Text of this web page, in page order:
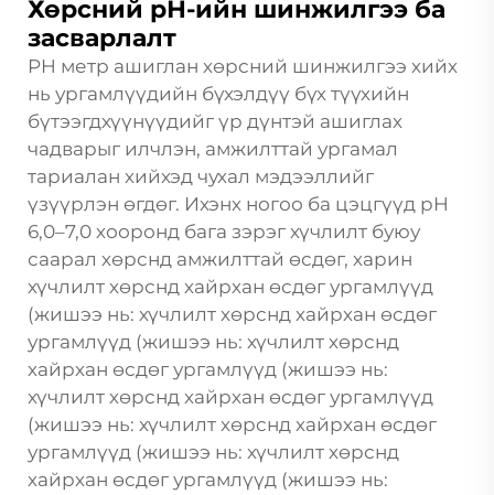
Хөрсний рН-ийн шинжилгээ ба
засварлалт
PH метр ашиглан хөрсний шинжилгээ хийх
нь ургамлүүдийн бүхэлдүү бүх түүхийн
бүтээгдхүүнүүдийг үр дүнтэй ашиглах
чадварыг илчлэн, амжилттай ургамал
тариалан хийхэд чухал мэдээллийг
үзүүрлэн өгдөг. Ихэнх ногоо ба цэцгүүд pH
6,0–7,0 хооронд бага зэрэг хүчлилт буюу
саарал хөрснд амжилттай өсдөг, харин
хүчлилт хөрснд хайрхан өсдөг ургамлүүд
(жишээ нь: хүчлилт хөрснд хайрхан өсдөг
ургамлүүд (жишээ нь: хүчлилт хөрснд
хайрхан өсдөг ургамлүүд (жишээ нь:
хүчлилт хөрснд хайрхан өсдөг ургамлүүд
(жишээ нь: хүчлилт хөрснд хайрхан өсдөг
ургамлүүд (жишээ нь: хүчлилт хөрснд
хайрхан өсдөг ургамлүүд (жишээ нь: